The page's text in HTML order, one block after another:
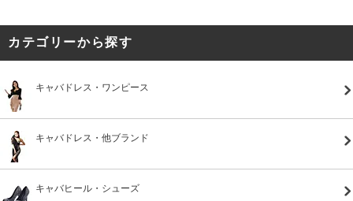
カテゴリーから探す
キャバドレス・ワンピース
キャバドレス・他ブランド
キャバヒール・シューズ